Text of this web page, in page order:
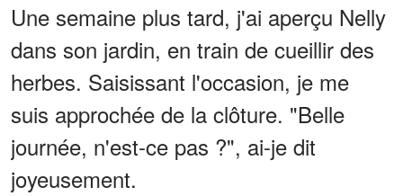
Une semaine plus tard, j'ai aperçu Nelly
dans son jardin, en train de cueillir des
herbes. Saisissant l'occasion, je me
suis approchée de la clôture. "Belle
journée, n'est-ce pas ?", ai-je dit
joyeusement.